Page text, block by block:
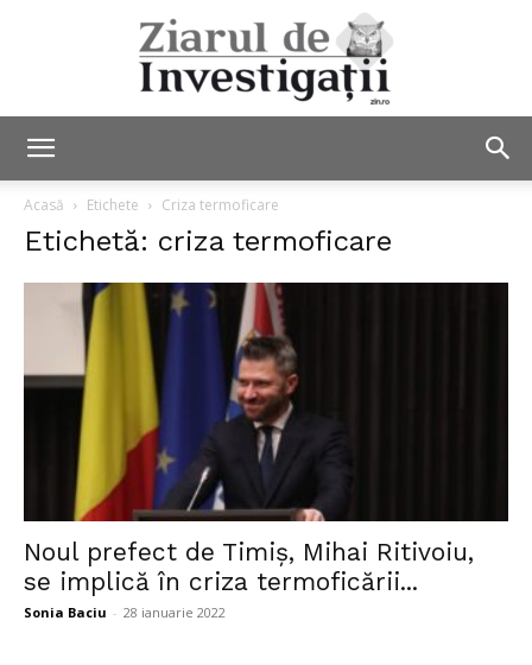
Investigații
Acasă Etichete Criza termoficare
Etichetă: criza termoficare
Noul prefect de Timiș, Mihai Ritivoiu,
se implică în criza termoficării...
Sonia Baciu - 28 ianuarie 2022